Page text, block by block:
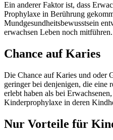
Ein anderer Faktor ist, dass
Prophylaxe in Berührung
Mundgesundheitsbewusstsein
erwachsen Leben noch mitführen.
Chance auf Karies
Die Chance auf Karies und oder
geringer bei denjenigen, die eine
erlebt haben als bei
Kinderprophylaxe in deren
Nur Vorteile für